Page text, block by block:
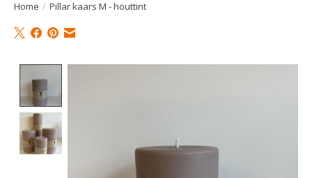
Home / Pillar kaars M - houttint